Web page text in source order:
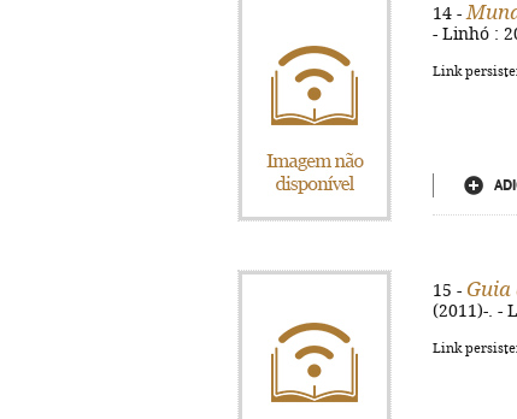
14 -
- Linhó :
Link
15 -
(2011)-. -
Link